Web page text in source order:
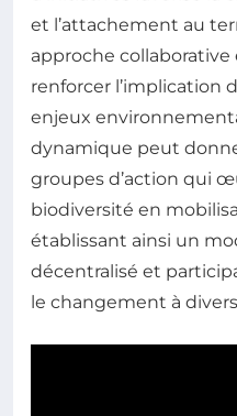
et l’attachement au
approche
renforcer l’implication
enjeux
dynamique peut
groupes d’action qui
biodiversité en
établissant ainsi un
décentralisé et
le changement à